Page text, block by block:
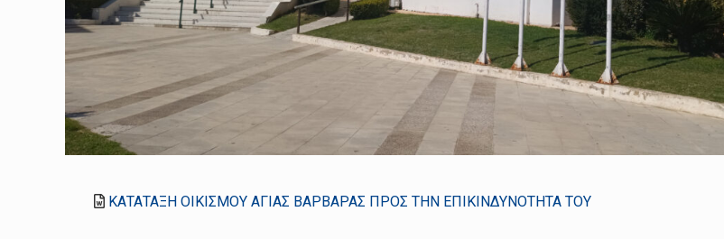
ΚΑΤΑΤΑΞΗ ΟΙΚΙΣΜΟΥ ΑΓΙΑΣ ΒΑΡΒΑΡΑΣ ΠΡΟΣ ΤΗΝ ΕΠΙΚΙΝΔΥΝΟΤΗΤΑ ΤΟΥ